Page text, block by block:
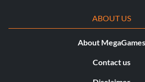
ABOUT US
About MegaGames
Contact us